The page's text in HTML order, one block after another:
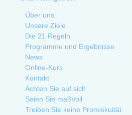
Über uns
Unsere Ziele
Die 21 Regeln
Programme und Ergebnisse
News
Online-Kurs
Kontakt
Achten Sie auf sich
Seien Sie maßvoll
Treiben Sie keine Promiskuität